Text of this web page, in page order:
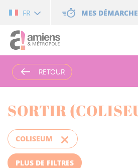
FR MES
RETOUR
RETOUR
SORTIR
COLISEUM
PLUS DE FILTRES